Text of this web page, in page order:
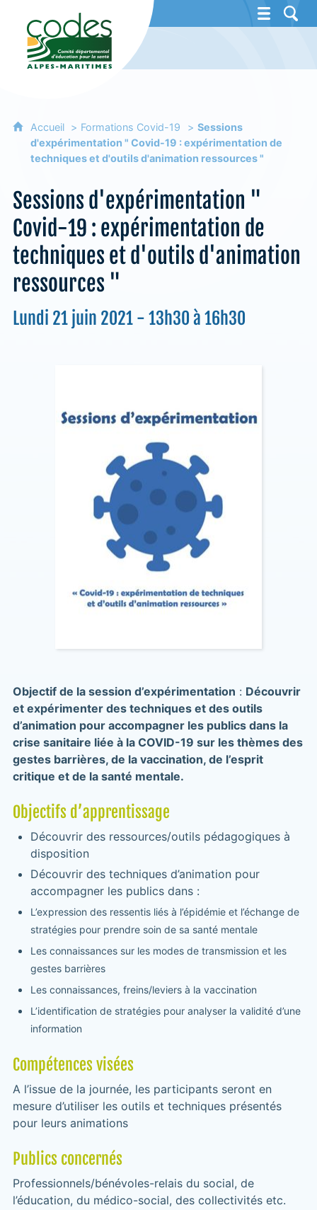
CoDES 06 - Comité départemental
Accueil Formations Covid-19
Sessions
d'expérimentation " Covid-19 : expérimentation de
techniques et d'outils d'animation ressources "
Sessions d'expérimentation "
Covid-19 : expérimentation de
techniques et d'outils d'animation
ressources "
Lundi 21 juin 2021 - 13h30 à 16h30
Objectif de la session d’expérimentation : Découvrir
et expérimenter des techniques et des outils
d’animation pour accompagner les publics dans la
crise sanitaire liée à la COVID-19 sur les thèmes des
gestes barrières, de la vaccination, de l’esprit
critique et de la santé mentale.
Objectifs d’apprentissage
Découvrir des ressources/outils pédagogiques à
disposition
Découvrir des techniques d’animation pour
accompagner les publics dans :
L’expression des ressentis liés à l’épidémie et l’échange de
stratégies pour prendre soin de sa santé mentale
Les connaissances sur les modes de transmission et les
gestes barrières
Les connaissances, freins/leviers à la vaccination
L’identification de stratégies pour analyser la validité d’une
information
Compétences visées
A l’issue de la journée, les participants seront en
mesure d’utiliser les outils et techniques présentés
pour leurs animations
Publics concernés
Professionnels/bénévoles-relais du social, de
l’éducation, du médico-social, des collectivités etc.